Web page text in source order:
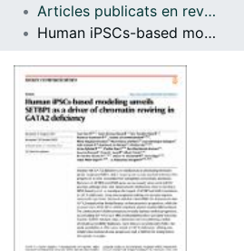
Articles publicats en revistes (Institut d'lnvestigació Biomèdica de Bellvitge (IDIBELL))
Human iPSCs-based modeling unveils SETBP1 as a driver of chromatin rewiring in GATA2 deficiency